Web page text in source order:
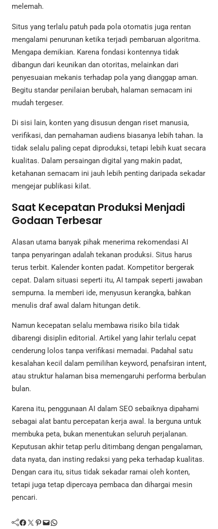
melemah.
Situs yang terlalu patuh pada pola otomatis juga rentan
mengalami penurunan ketika terjadi pembaruan algoritma.
Mengapa demikian. Karena fondasi kontennya tidak
dibangun dari keunikan dan otoritas, melainkan dari
penyesuaian mekanis terhadap pola yang dianggap aman.
Begitu standar penilaian berubah, halaman semacam ini
mudah tergeser.
Di sisi lain, konten yang disusun dengan riset manusia,
verifikasi, dan pemahaman audiens biasanya lebih tahan. Ia
tidak selalu paling cepat diproduksi, tetapi lebih kuat secara
kualitas. Dalam persaingan digital yang makin padat,
ketahanan semacam ini jauh lebih penting daripada sekadar
mengejar publikasi kilat.
Saat Kecepatan Produksi Menjadi
Godaan Terbesar
Alasan utama banyak pihak menerima rekomendasi AI
tanpa penyaringan adalah tekanan produksi. Situs harus
terus terbit. Kalender konten padat. Kompetitor bergerak
cepat. Dalam situasi seperti itu, AI tampak seperti jawaban
sempurna. Ia memberi ide, menyusun kerangka, bahkan
menulis draf awal dalam hitungan detik.
Namun kecepatan selalu membawa risiko bila tidak
dibarengi disiplin editorial. Artikel yang lahir terlalu cepat
cenderung lolos tanpa verifikasi memadai. Padahal satu
kesalahan kecil dalam pemilihan keyword, penafsiran intent,
atau struktur halaman bisa memengaruhi performa berbulan
bulan.
Karena itu, penggunaan AI dalam SEO sebaiknya dipahami
sebagai alat bantu percepatan kerja awal. Ia berguna untuk
membuka peta, bukan menentukan seluruh perjalanan.
Keputusan akhir tetap perlu ditimbang dengan pengalaman,
data nyata, dan insting redaksi yang peka terhadap kualitas.
Dengan cara itu, situs tidak sekadar ramai oleh konten,
tetapi juga tetap dipercaya pembaca dan dihargai mesin
pencari.
Facebook Twitter Pinterest Mail WhatsApp